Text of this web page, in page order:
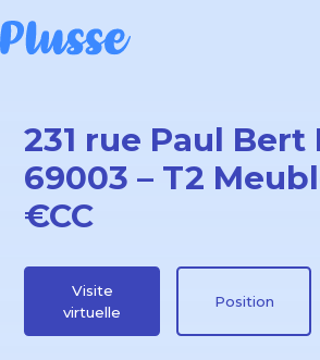
231 rue Paul Bert
69003 – T2
€CC
Visite
virtuelle
Position